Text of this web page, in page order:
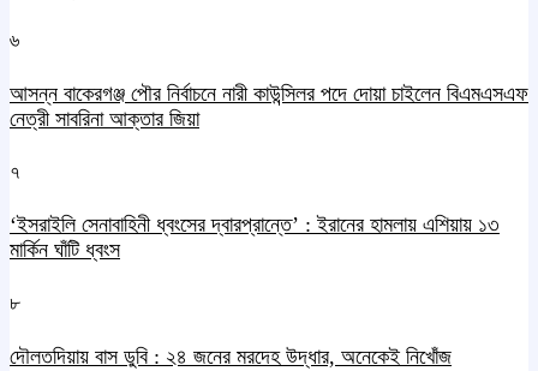
৬
আসন্ন বাকেরগঞ্জ পৌর নির্বাচনে নারী কাউন্সিলর পদে দোয়া চাইলেন বিএমএসএফ
নেত্রী সাবরিনা আক্তার জিয়া
৭
‘ইসরাইলি সেনাবাহিনী ধ্বংসের দ্বারপ্রান্তে’ : ইরানের হামলায় এশিয়ায় ১৩
মার্কিন ঘাঁটি ধ্বংস
৮
দৌলতদিয়ায় বাস ডুবি : ২৪ জনের মরদেহ উদ্ধার, অনেকেই নিখোঁজ